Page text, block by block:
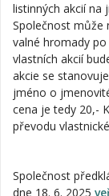
listinných akcií na
Společnost může
valné hromady
vlastních akcií
akcie se
jméno o
cena je tedy 20,-
převodu
Společnost
dne 18. 6. 2025